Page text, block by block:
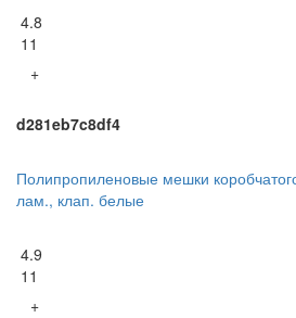
4.8
11
+
d281eb7c8df4
Полипропиленовые мешки
лам., клап. белые
4.9
11
+